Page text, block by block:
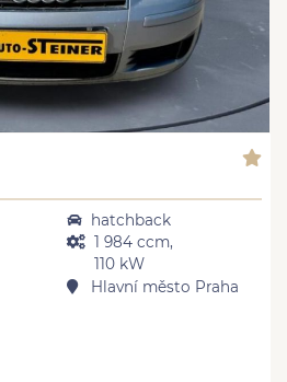
hatchback
1 984 ccm,
110 kW
Hlavní město Praha